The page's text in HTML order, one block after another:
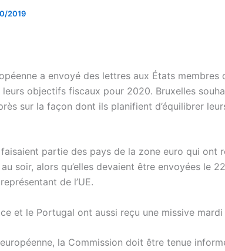
2019
a envoyé des lettres aux États membres
objectifs fiscaux pour 2020. Bruxelles
sur la façon dont ils planifient d’équilibrer
faisaient partie des pays de la zone euro qui ont
soir, alors qu’elles devaient être envoyées le
de l’UE.
et le Portugal ont aussi reçu une missive
la Commission doit être tenue